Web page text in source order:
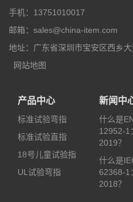
手机：13751010017
邮箱：sales@china-item.com
地址：广东省深圳市宝安区西乡
网站地图
产品中心
标准试验弯指
标准试验直指
18号儿童试验指
UL试验弯指
新闻中
什么是
12952-1
2019？
什么是
62368-1
2018？